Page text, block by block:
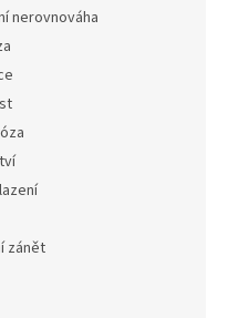
nerovnováha
zánět